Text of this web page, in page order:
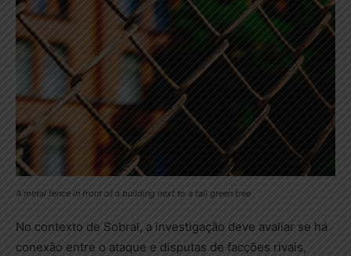
A metal fence in front of a building next to a tall green tree
No contexto de Sobral, a investigação deve avaliar se há
conexão entre o ataque e disputas de facções rivais,